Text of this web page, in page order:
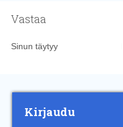
Vastaa
Sinun täytyy
Kirjaudu